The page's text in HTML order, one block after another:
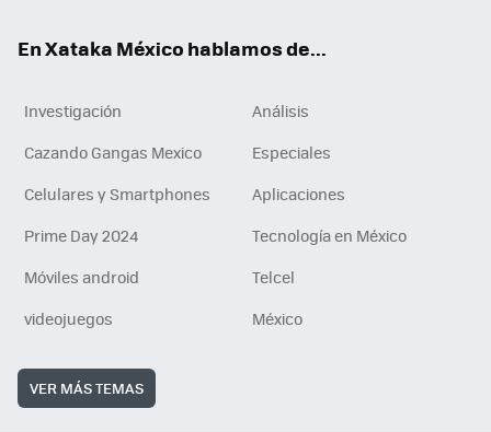
En Xataka México hablamos de...
Investigación
Análisis
Cazando Gangas Mexico
Especiales
Celulares y Smartphones
Aplicaciones
Prime Day 2024
Tecnología en México
Móviles android
Telcel
videojuegos
México
VER MÁS TEMAS